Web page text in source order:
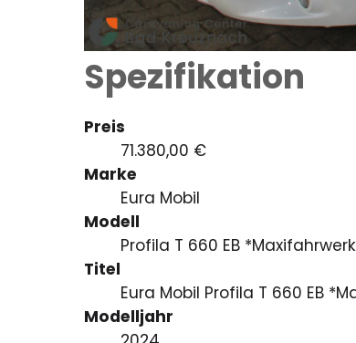
Spezifikation
Preis
71.380,00 €
Marke
Eura Mobil
Modell
Profila T 660 EB
Titel
Eura Mobil Profila T 660 EB
Modelljahr